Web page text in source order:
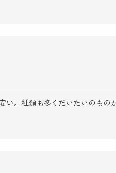
。種類も多くだいたいのものが